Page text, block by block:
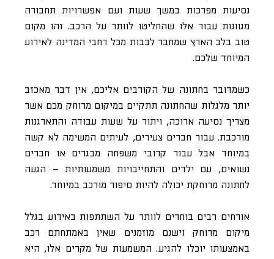
נסיעות מפרכות במשך שעות ועם אפשרויות תחבורה
מגוונות עבור אלו שהחליטו לוותר על הרכב. זהו מקום
טוב בלב הארץ שמחבר לבבות מכל רחבי המדינה לאירוע
המיוחד שלכם.
כשמדובר בחתונה של הקורבים אליכם, אין דבר מאכזב
יותר מלגלות שהחתונה תתקיים במיקום מרוחק מכם אשר
מצריך נסיעה ארוכה, ויתור על שעות עבודה והתארגנות
מורכבת. עבור חברים צעירים, לעיתים המשימה לא קשה
במיוחד אבל עבור קרובי משפחה מבגרים או חברים
נשואים, עם ילדים והתחייבויות משמעותיות – הגעה
לחתונה מרוחקת יכולה להיות סיפור מורכב במיוחד.
אורחים רבים בוחרים לוותר על השתתפות באירוע בגלל
מיקום מרוחק וישנם מוזמנים שאין באמתחתם רכב
באמצעותו יוכלו להגיע. המשמעות של מקרים אלו, היא